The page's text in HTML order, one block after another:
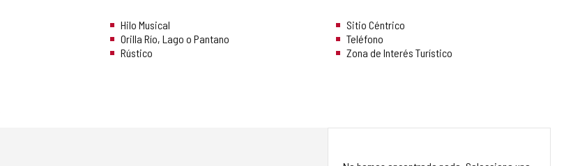
Hilo Musical
Orilla Río, Lago o Pantano
Rústico
Sitio Céntrico
Teléfono
Zona de Interés Turístico